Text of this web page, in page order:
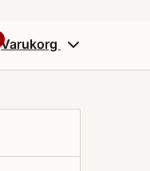
Varukorg